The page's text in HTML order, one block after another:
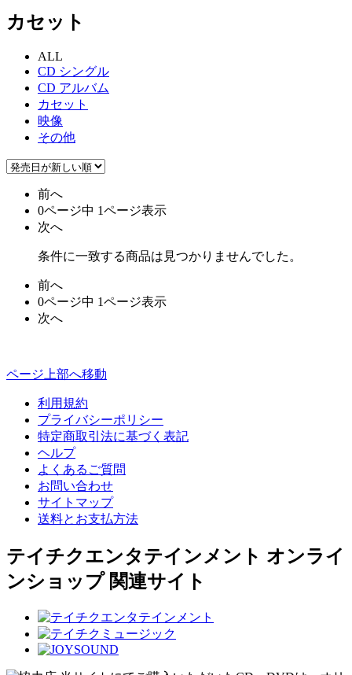
カセット
ALL
CD シングル
CD アルバム
カセット
映像
その他
前へ
0ページ中 1ページ表示
次へ
条件に一致する商品は見つかりませんでした。
前へ
0ページ中 1ページ表示
次へ
ページ上部へ移動
利用規約
プライバシーポリシー
特定商取引法に基づく表記
ヘルプ
よくあるご質問
お問い合わせ
サイトマップ
送料とお支払方法
テイチクエンタテインメント オンライ
ンショップ 関連サイト